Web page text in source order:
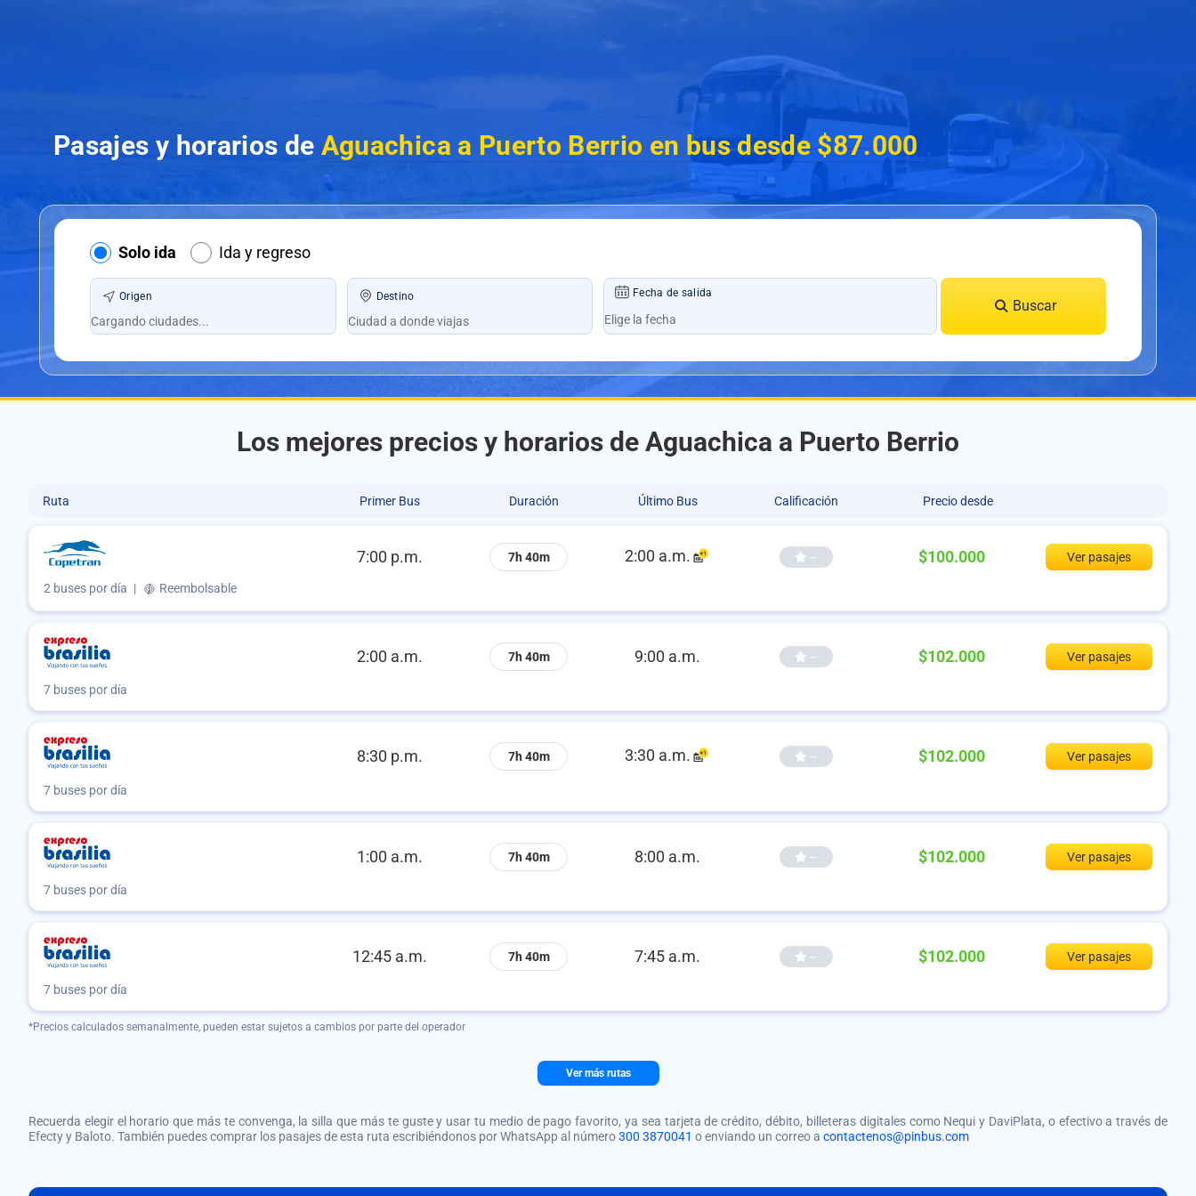
Pasajes y horarios de Aguachica a Puerto Berrio en bus desde $87.000
Solo ida Ida y regreso
Origen Destino Fecha de salida
Buscar
Los mejores precios y horarios de Aguachica a Puerto Berrio
Ruta Primer Bus Duración Último Bus Calificación Precio desde
7:00 p.m. 7h 40m 2:00 a.m. -- $100.000 Ver pasajes
2 buses por día | Reembolsable
2:00 a.m. 7h 40m 9:00 a.m. -- $102.000 Ver pasajes
7 buses por día
8:30 p.m. 7h 40m 3:30 a.m. -- $102.000 Ver pasajes
7 buses por día
1:00 a.m. 7h 40m 8:00 a.m. -- $102.000 Ver pasajes
7 buses por día
12:45 a.m. 7h 40m 7:45 a.m. -- $102.000 Ver pasajes
7 buses por día
*Precios calculados semanalmente, pueden estar sujetos a cambios por parte del operador
Ver más rutas
Recuerda elegir el horario que más te convenga, la silla que más te guste y usar tu medio de pago favorito, ya sea tarjeta de crédito, débito, billeteras digitales como Nequi y DaviPlata, o efectivo a través de
Efecty y Baloto. También puedes comprar los pasajes de esta ruta escribiéndonos por WhatsApp al número300 3870041 o enviando un correo a contactenos@pinbus.com